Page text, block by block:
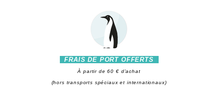
FRAIS DE PORT OFFERTS
À partir de 60 € d'achat
(hors transports spéciaux et internationaux)